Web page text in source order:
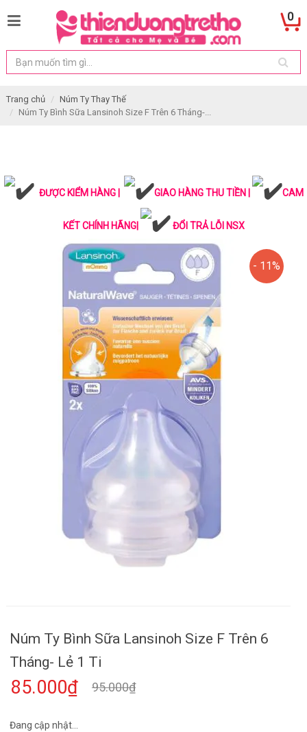
0
Trang chủ
Núm Ty Thay Thế
Núm Ty Bình Sữa Lansinoh Size F Trên 6 Tháng-...
ĐƯỢC KIỂM HÀNG | GIAO HÀNG THU TIỀN | CAM
KẾT CHÍNH HÃNG| ĐỔI TRẢ LỖI NSX
- 11%
Núm Ty Bình Sữa Lansinoh Size F Trên 6
Tháng- Lẻ 1 Ti
85.000₫ 95.000₫
Đang cập nhật...